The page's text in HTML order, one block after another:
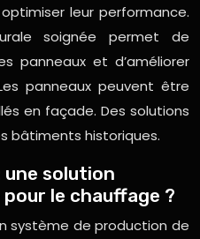
leur performance.
soignée permet de
panneaux et d’améliorer
panneaux peuvent être
en façade. Des solutions
bâtiments historiques.
une solution
le chauffage ?
système de production de